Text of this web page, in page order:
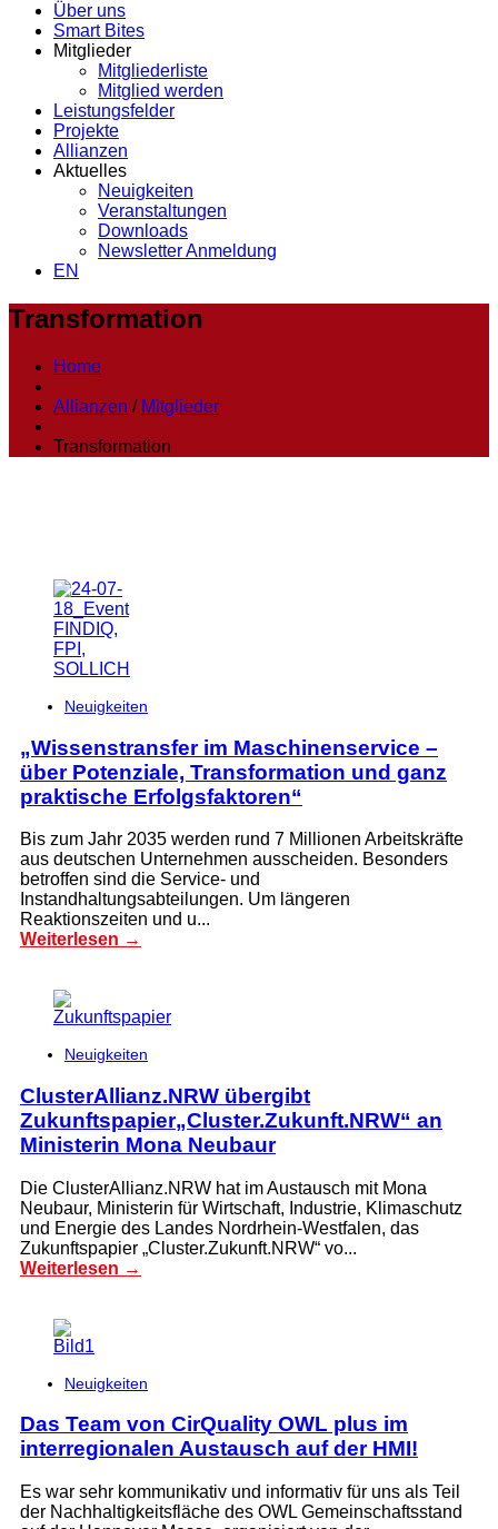
Über uns
Smart Bites
Mitglieder
Mitgliederliste
Mitglied werden
Leistungsfelder
Projekte
Allianzen
Aktuelles
Neuigkeiten
Veranstaltungen
Downloads
Newsletter Anmeldung
EN
Transformation
Home
Allianzen / Mitglieder
Transformation
Neuigkeiten
„Wissenstransfer im Maschinenservice –
über Potenziale, Transformation und ganz
praktische Erfolgsfaktoren“
Bis zum Jahr 2035 werden rund 7 Millionen Arbeitskräfte
aus deutschen Unternehmen ausscheiden. Besonders
betroffen sind die Service- und
Instandhaltungsabteilungen. Um längeren
Reaktionszeiten und u...
Weiterlesen →
Neuigkeiten
ClusterAllianz.NRW übergibt
Zukunftspapier„Cluster.Zukunft.NRW“ an
Ministerin Mona Neubaur
Die ClusterAllianz.NRW hat im Austausch mit Mona
Neubaur, Ministerin für Wirtschaft, Industrie, Klimaschutz
und Energie des Landes Nordrhein-Westfalen, das
Zukunftspapier „Cluster.Zukunft.NRW“ vo...
Weiterlesen →
Neuigkeiten
Das Team von CirQuality OWL plus im
interregionalen Austausch auf der HMI!
Es war sehr kommunikativ und informativ für uns als Teil
der Nachhaltigkeitsfläche des OWL Gemeinschaftsstand